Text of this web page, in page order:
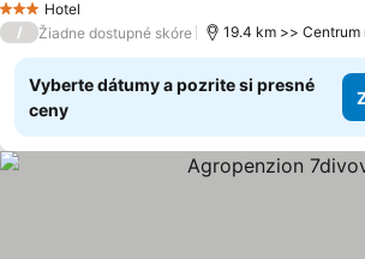
3 Počet hviezdičiek
Hotel
/ Žiadne dostupné skóre 19.4 km >> Centrum
Vyberte dátumy a pozrite si presné
ceny